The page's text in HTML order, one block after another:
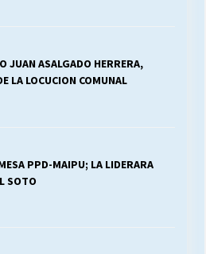
JUAN ASALGADO HERRERA,
LA LOCUCION COMUNAL
PPD-MAIPU; LA LIDERARA
SOTO